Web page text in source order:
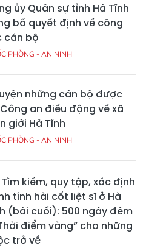
ủy Quân sự tỉnh Hà Tĩnh
bố quyết định về công
cán bộ
PHÒNG - AN NINH
những cán bộ được
an điều động về xã
giới Hà Tĩnh
PHÒNG - AN NINH
Tìm kiếm, quy tập, xác định
tính hài cốt liệt sĩ ở Hà
(bài cuối): 500 ngày đêm
điểm vàng” cho những
trở về